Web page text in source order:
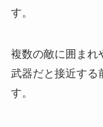
す。
複数の敵に囲まれ
武器だと接近する
す。